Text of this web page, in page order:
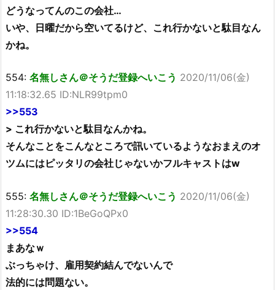
どうなってんのこの会社…
いや、日曜だから空いてるけど、これ行かないと駄目なん
かね。
554: 名無しさん＠そうだ登録へいこう 2020/11/06(金)
11:18:32.65 ID:NLR99tpm0
>>553
> これ行かないと駄目なんかね。
そんなことをこんなところで訊いているようなおまえのオ
ツムにはピッタリの会社じゃないかフルキャストはw
555: 名無しさん＠そうだ登録へいこう 2020/11/06(金)
11:28:30.30 ID:1BeGoQPx0
>>554
まあなｗ
ぶっちゃけ、雇用契約結んでないんで
法的には問題ない。